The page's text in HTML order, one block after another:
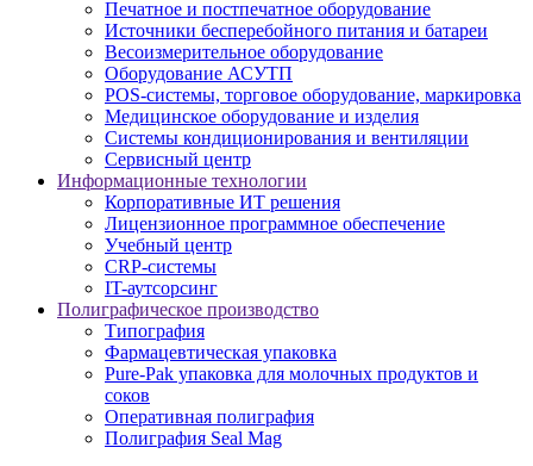
Печатное и постпечатное оборудование
Источники бесперебойного питания и батареи
Весоизмерительное оборудование
Оборудование АСУТП
POS-системы, торговое оборудование, маркировка
Медицинское оборудование и изделия
Системы кондиционирования и вентиляции
Сервисный центр
Информационные технологии
Корпоративные ИТ решения
Лицензионное программное обеспечение
Учебный центр
CRP-системы
IT-аутсорсинг
Полиграфическое производство
Типография
Фармацевтическая упаковка
Pure-Pak упаковка для молочных продуктов и
соков
Оперативная полиграфия
Полиграфия Seal Mag